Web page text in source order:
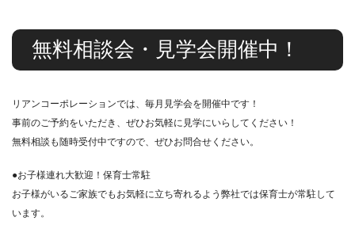
無料相談会・見学会開催中！
リアンコーポレーションでは、毎月見学会を開催中です！
事前のご予約をいただき、ぜひお気軽に見学にいらしてください！
無料相談も随時受付中ですので、ぜひお問合せください。
●お子様連れ大歓迎！保育士常駐
お子様がいるご家族でもお気軽に立ち寄れるよう弊社では保育士が常駐して
います。